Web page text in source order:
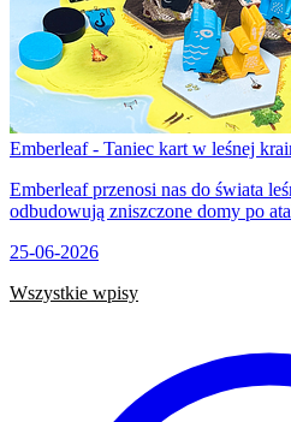
Emberleaf - Taniec kart w leśnej
Emberleaf przenosi nas do świata
odbudowują zniszczone domy po
25-06-2026
Wszystkie wpisy